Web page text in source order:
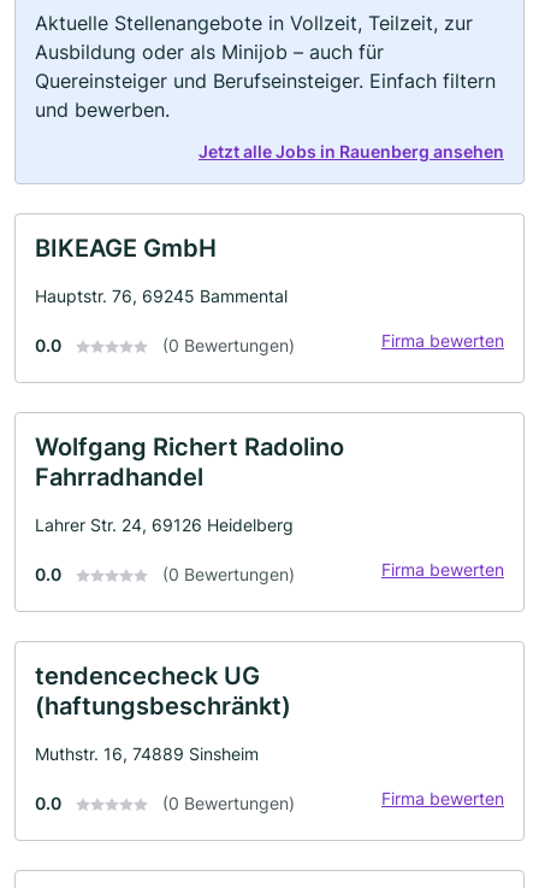
Aktuelle Stellenangebote in Vollzeit, Teilzeit, zur
Ausbildung oder als Minijob – auch für
Quereinsteiger und Berufseinsteiger. Einfach filtern
und bewerben.
Jetzt alle Jobs in Rauenberg ansehen
BIKEAGE GmbH
Hauptstr. 76, 69245 Bammental
0.0 (0 Bewertungen) Firma bewerten
Wolfgang Richert Radolino
Fahrradhandel
Lahrer Str. 24, 69126 Heidelberg
0.0 (0 Bewertungen) Firma bewerten
tendencecheck UG
(haftungsbeschränkt)
Muthstr. 16, 74889 Sinsheim
0.0 (0 Bewertungen) Firma bewerten